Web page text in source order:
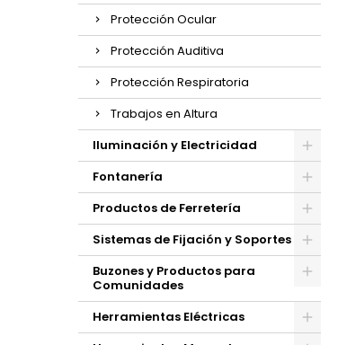
Protección Ocular
Protección Auditiva
Protección Respiratoria
Trabajos en Altura
Iluminación y Electricidad
Fontanería
Productos de Ferretería
Sistemas de Fijación y Soportes
Buzones y Productos para
Comunidades
Herramientas Eléctricas